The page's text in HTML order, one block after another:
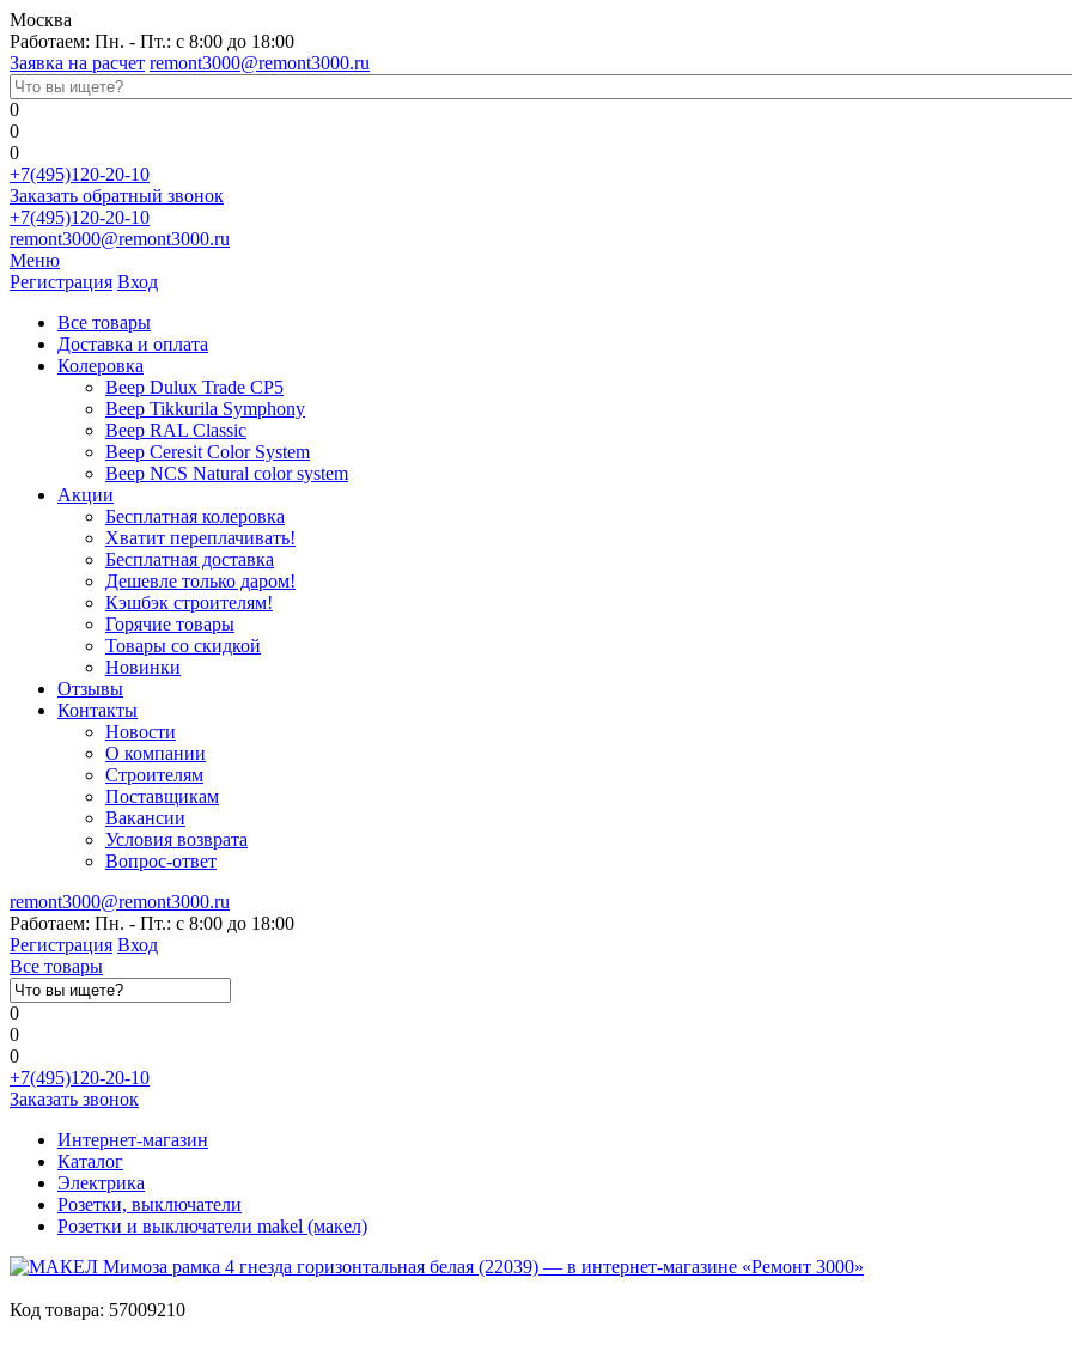
Москва
Работаем: Пн. - Пт.: с 8:00 до 18:00
Заявка на расчет remont3000@remont3000.ru
0
0
0
+7(495)120-20-10
Заказать обратный звонок
+7(495)120-20-10
remont3000@remont3000.ru
Меню
Регистрация Вход
Все товары
Доставка и оплата
Колеровка
Веер Dulux Trade CP5
Веер Tikkurila Symphony
Веер RAL Classic
Веер Ceresit Color System
Веер NCS Natural color system
Акции
Бесплатная колеровка
Хватит переплачивать!
Бесплатная доставка
Дешевле только даром!
Кэшбэк строителям!
Горячие товары
Товары со скидкой
Новинки
Отзывы
Контакты
Новости
О компании
Строителям
Поставщикам
Вакансии
Условия возврата
Вопрос-ответ
remont3000@remont3000.ru
Работаем: Пн. - Пт.: с 8:00 до 18:00
Регистрация Вход
Все товары
0
0
0
+7(495)120-20-10
Заказать звонок
Интернет-магазин
Каталог
Электрика
Розетки, выключатели
Розетки и выключатели makel (макел)
Код товара: 57009210